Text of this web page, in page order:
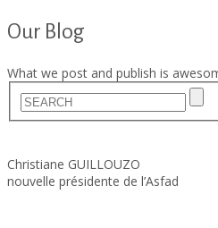
Our Blog
What we post and publish is
Christiane GUILLOUZO
nouvelle présidente de l’Asfad